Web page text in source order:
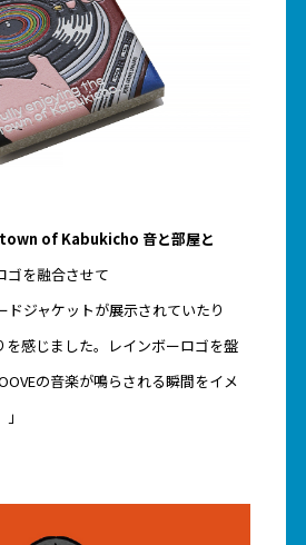
of Kabukicho 音と部屋と
ゴを融合させて
ドジャケットが展示されていたり
を感じました。レインボーロゴを盤
の音楽が鳴らされる瞬間をイメ